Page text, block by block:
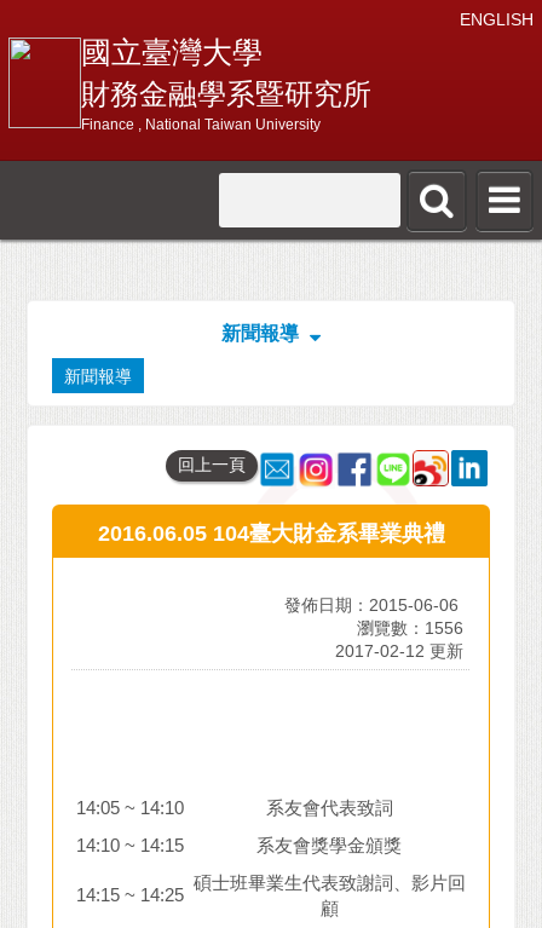
ENGLISH
國立臺灣大學
財務金融學系暨研究所
Finance , National Taiwan University
新聞報導
新聞報導
回上一頁
2016.06.05 104臺大財金系畢業典禮
發佈日期：2015-06-06
瀏覽數：1556
2017-02-12 更新
14:05 ~ 14:10
系友會代表致詞
14:10 ~ 14:15
系友會獎學金頒獎
14:15 ~ 14:25
碩士班畢業生代表致謝詞、影片回
顧